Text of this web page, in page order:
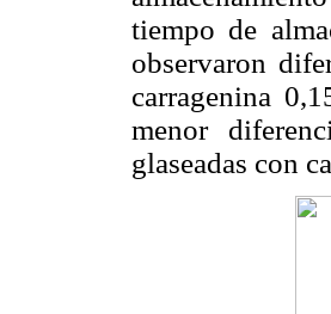
tiempo de
observaron
carragenina
menor
glaseadas con